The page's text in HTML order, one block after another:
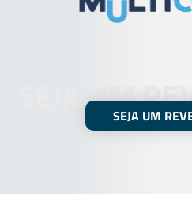
SEJA UM
SEJA UM